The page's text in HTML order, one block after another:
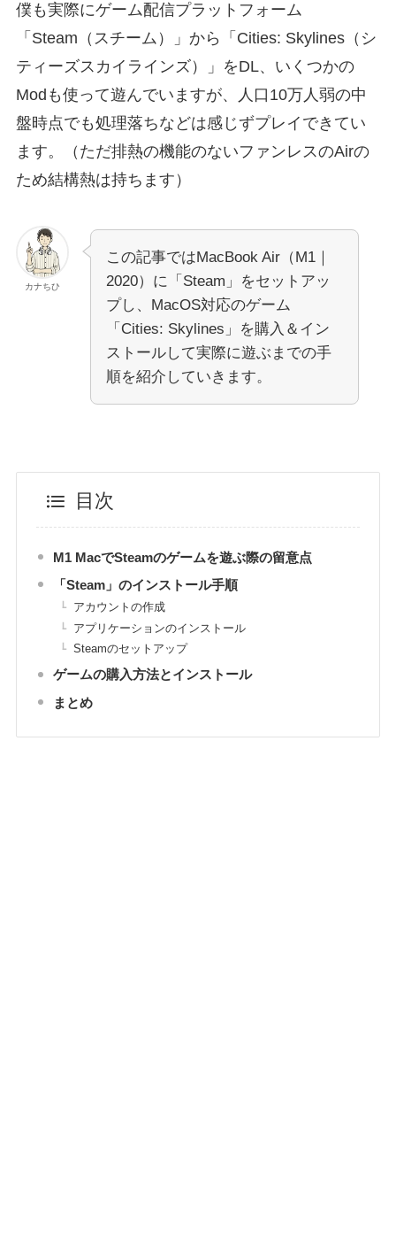
僕も実際にゲーム配信プラットフォーム
「Steam（スチーム）」から「Cities: Skylines（シ
ティーズスカイラインズ）」をDL、いくつかの
Modも使って遊んでいますが、人口10万人弱の中
盤時点でも処理落ちなどは感じずプレイできてい
ます。（ただ排熱の機能のないファンレスのAirの
ため結構熱は持ちます）
カナちひ
この記事ではMacBook Air（M1｜
2020）に「Steam」をセットアッ
プし、MacOS対応のゲーム
「Cities: Skylines」を購入＆イン
ストールして実際に遊ぶまでの手
順を紹介していきます。
目次
M1 MacでSteamのゲームを遊ぶ際の留意点
「Steam」のインストール手順
アカウントの作成
アプリケーションのインストール
Steamのセットアップ
ゲームの購入方法とインストール
まとめ